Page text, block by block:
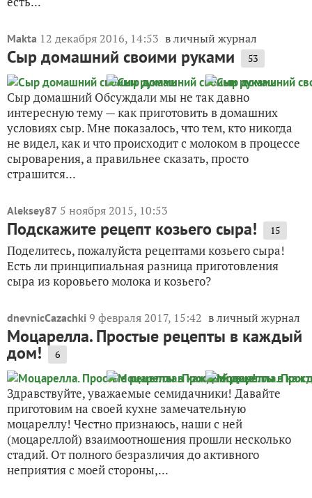
Makta 12 декабря 2016, 14:53 в личный журнал
Сыр домашний своими руками 53
Сыр домашний Обсуждали мы не так давно
интересную тему — как приготовить в домашних
условиях сыр. Мне показалось, что тем, кто никогда
не видел, как и что происходит с молоком в процессе
сыроварения, а правильнее сказать, просто
страшится...
Aleksey87 5 ноября 2015, 10:53
Подскажите рецепт козьего сыра! 15
Поделитесь, пожалуйста рецептами козьего сыра!
Есть ли принципиальная разница приготовления
сыра из коровьего молока и козьего?
dnevnicCazachki 9 февраля 2017, 15:42 в личный журнал
Моцарелла. Простые рецепты в каждый
дом! 6
Здравствуйте, уважаемые семидачники! Давайте
приготовим на своей кухне замечательную
моцареллу! Честно признаюсь, наши с ней
(моцареллой) взаимоотношения прошли несколько
стадий. От полного безразличия до активного
неприятия с моей стороны,...